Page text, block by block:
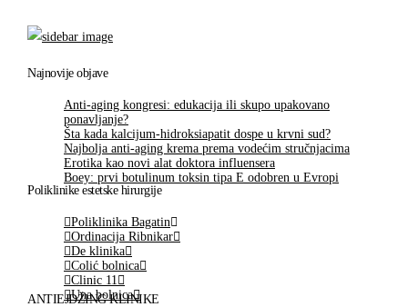
Najnovije objave
Anti-aging kongresi: edukacija ili skupo upakovano
ponavljanje?
Šta kada kalcijum-hidroksiapatit dospe u krvni sud?
Najbolja anti-aging krema prema vodećim stručnjacima
Erotika kao novi alat doktora influensera
Boey: prvi botulinum toksin tipa E odobren u Evropi
Poliklinike estetske hirurgije
Poliklinika Bagatin
Ordinacija Ribnikar
De klinika
Colić bolnica
Clinic 11
Una bolnica
ANTIEJDŽING KLINIKE